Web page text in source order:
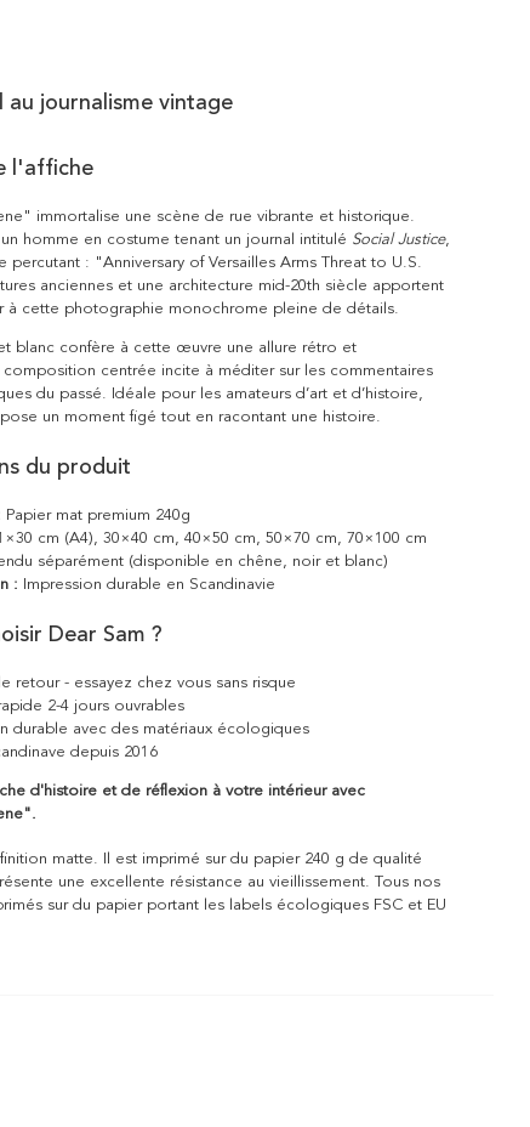
journalisme vintage
l'affiche
immortalise une scène de rue vibrante et historique.
homme en costume tenant un journal intitulé Social Justice,
percutant : "Anniversary of Versailles Arms Threat to U.S.
anciennes et une architecture mid-20th siècle apportent
à cette photographie monochrome pleine de détails.
blanc confère à cette œuvre une allure rétro et
centrée incite à méditer sur les commentaires
du passé. Idéale pour les amateurs d’art et d’histoire,
un moment figé tout en racontant une histoire.
du produit
Papier mat premium 240g
cm (A4), 30×40 cm, 40×50 cm, 50×70 cm, 70×100 cm
séparément (disponible en chêne, noir et blanc)
: Impression durable en Scandinavie
Dear Sam ?
retour - essayez chez vous sans risque
2-4 jours ouvrables
durable avec des matériaux écologiques
depuis 2016
d'histoire et de réflexion à votre intérieur avec
matte. Il est imprimé sur du papier 240 g de qualité
une excellente résistance au vieillissement. Tous nos
sur du papier portant les labels écologiques FSC et EU